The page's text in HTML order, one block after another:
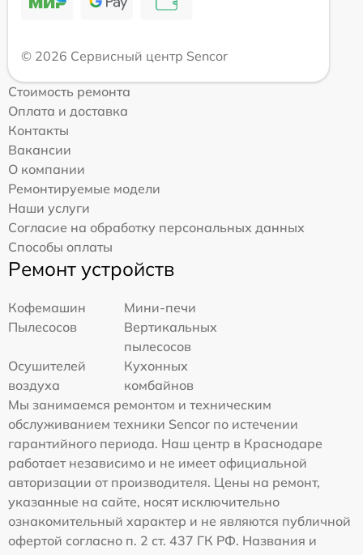
© 2026 Сервисный центр Sencor
Стоимость ремонта
Оплата и доставка
Контакты
Вакансии
О компании
Ремонтируемые модели
Наши услуги
Согласие на обработку персональных данных
Способы оплаты
Ремонт устройств
Кофемашин
Мини-печи
Пылесосов
Вертикальных
пылесосов
Осушителей
воздуха
Кухонных
комбайнов
Мы занимаемся ремонтом и техническим
обслуживанием техники Sencor по истечении
гарантийного периода. Наш центр в Краснодаре
работает независимо и не имеет официальной
авторизации от производителя. Цены на ремонт,
указанные на сайте, носят исключительно
ознакомительный характер и не являются публичной
офертой согласно п. 2 ст. 437 ГК РФ. Названия и